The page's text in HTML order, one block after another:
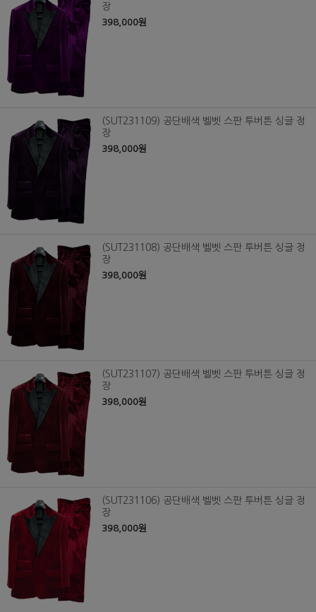
장
398,000원
(SUT231109) 공단배색 벨벳 스판 투버튼 싱글 정
장
398,000원
(SUT231108) 공단배색 벨벳 스판 투버튼 싱글 정
장
398,000원
(SUT231107) 공단배색 벨벳 스판 투버튼 싱글 정
장
398,000원
(SUT231106) 공단배색 벨벳 스판 투버튼 싱글 정
장
398,000원